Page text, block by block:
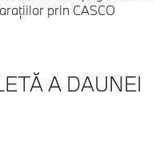
prin CASCO
A DAUNEI